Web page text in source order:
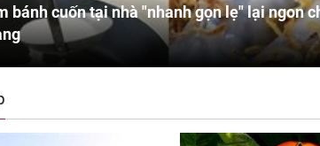
bánh cuốn tại nhà "nhanh gọn lẹ" lại ngon